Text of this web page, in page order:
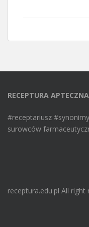
RECEPTURA APTECZNA
#receptariusz
surowców
receptura.edu.pl All right